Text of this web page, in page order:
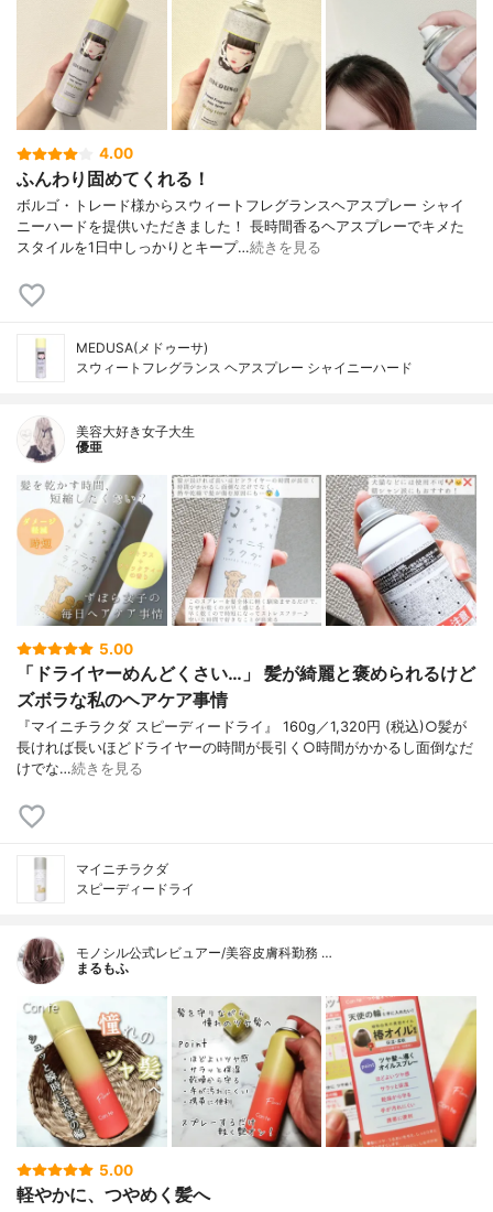
4.00
ふんわり固めてくれる！
ボルゴ・トレード様からスウィートフレグランスヘアスプレー シャイ
ニーハードを提供いただきました！ 長時間香るヘアスプレーでキメた
スタイルを1日中しっかりとキープ…続きを見る
MEDUSA(メドゥーサ)
スウィートフレグランス ヘアスプレー シャイニーハード
美容大好き女子大生
優亜
5.00
「ドライヤーめんどくさい…」 髪が綺麗と褒められるけど
ズボラな私のヘアケア事情
『マイニチラクダ スピーディードライ』 160g／1,320円 (税込)○髪が
長ければ長いほどドライヤーの時間が長引く○時間がかかるし面倒なだ
けでな…続きを見る
マイニチラクダ
スピーディードライ
モノシル公式レビュアー/美容皮膚科勤務 …
まるもふ
5.00
軽やかに、つやめく髪へ